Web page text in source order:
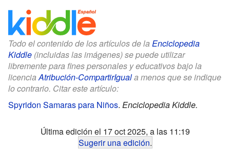
Todo el contenido de los artículos de la Enciclopedia
Kiddle (incluidas las imágenes) se puede utilizar
libremente para fines personales y educativos bajo la
licenciaAtribución-CompartirIguala menos que se indique
lo contrario. Citar este artículo:
Spyridon Samaras para Niños. Enciclopedia Kiddle.
Última edición el 17 oct 2025, a las 11:19
Sugerir una edición.